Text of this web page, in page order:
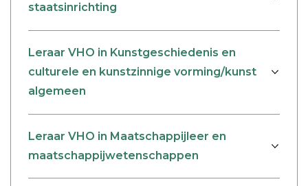
staatsinrichting
Leraar VHO in Kunstgeschiedenis en
culturele en kunstzinnige vorming/kunst
algemeen
Leraar VHO in Maatschappijleer en
maatschappijwetenschappen